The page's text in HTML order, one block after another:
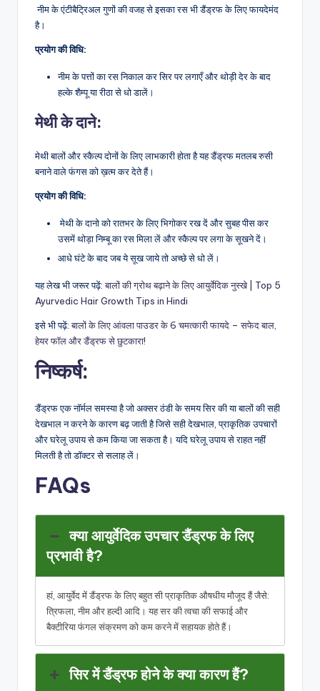
नीम के एंटीबैट्रिअल गुणों की वजह से इसका रस भी डैंड्रफ के लिए फायदेमंद
है।
प्रयोग की विधि:
नीम के पत्तों का रस निकाल कर सिर पर लगाएँ और थोड़ी देर के बाद
हल्के शैम्पू या रीठा से धो डालें।
मेथी के दाने:
मेथी बालों और स्कैल्प दोनों के लिए लाभकारी होता है यह डैंड्रफ मतलब रुसी
बनाने वाले फंगस को ख़त्म कर देते हैं।
प्रयोग की विधि:
मेथी के दानो को रातभर के लिए भिगोकर रख दें और सुबह पीस कर
उसमें थोड़ा निम्बू का रस मिला लें और स्कैल्प पर लगा के सूखने दें।
आधे घंटे के बाद जब ये सूख जाये तो अच्छे से धो लें।
यह लेख भी जरूर पढ़ें:बालों की ग्रोथ बढ़ाने के लिए आयुर्वेदिक नुस्खे | Top 5
Ayurvedic Hair Growth Tips in Hindi
इसे भी पढ़ें:बालों के लिए आंवला पाउडर के 6 चमत्कारी फायदे – सफेद बाल,
हेयर फॉल और डैंड्रफ से छुटकारा!
निष्कर्ष:
डैंड्रफ एक नॉर्मल समस्या है जो अक्सर ठंडी के समय सिर की या बालों की सही
देखभाल न करने के कारण बढ़ जाती है जिसे सही देखभाल, प्राकृतिक उपचारों
और घरेलू उपाय से कम किया जा सकता है। यदि घरेलू उपाय से राहत नहीं
मिलती है तो डॉक्टर से सलाह लें।
FAQs
क्या आयुर्वेदिक उपचार डैंड्रफ के लिए
प्रभावी है?
हां, आयुर्वेद में डैंड्रफ के लिए बहुत सी प्राकृतिक औषधीय मौजूद हैं जैसे:
त्रिफला, नीम और हल्दी आदि। यह सर की त्वचा की सफाई और
बैक्टीरिया फंगल संक्रमण को कम करने में सहायक होते हैं।
सिर में डैंड्रफ होने के क्या कारण हैं?